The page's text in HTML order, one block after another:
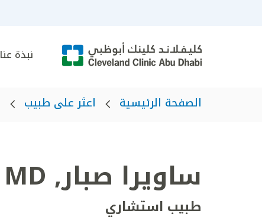
نبذة عنا
الصفحة الرئيسية اعثر على طبيب
ساويرا صبار,
MD
طبيب استشاري